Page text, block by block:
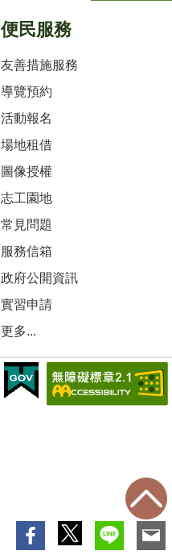
便民服務
友善措施服務
導覽預約
活動報名
場地租借
圖像授權
志工園地
常見問題
服務信箱
政府公開資訊
實習申請
更多...